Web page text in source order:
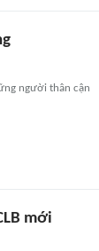
người thân cận
mới